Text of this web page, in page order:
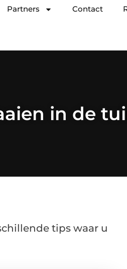
Partners Contact
in de
tips waar u